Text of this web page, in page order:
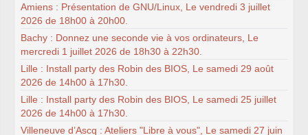
Amiens : Présentation de GNU/Linux, Le vendredi 3 juillet
2026 de 18h00 à 20h00.
Bachy : Donnez une seconde vie à vos ordinateurs, Le
mercredi 1 juillet 2026 de 18h30 à 22h30.
Lille : Install party des Robin des BIOS, Le samedi 29 août
2026 de 14h00 à 17h30.
Lille : Install party des Robin des BIOS, Le samedi 25 juillet
2026 de 14h00 à 17h30.
Villeneuve d’Ascq : Ateliers "Libre à vous", Le samedi 27 juin